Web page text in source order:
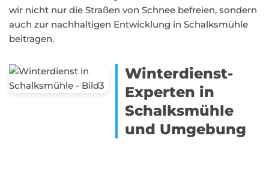
wir nicht nur die Straßen von Schnee befreien, sondern
auch zur nachhaltigen Entwicklung in Schalksmühle
beitragen.
Winterdienst-
Experten in
Schalksmühle
und Umgebung